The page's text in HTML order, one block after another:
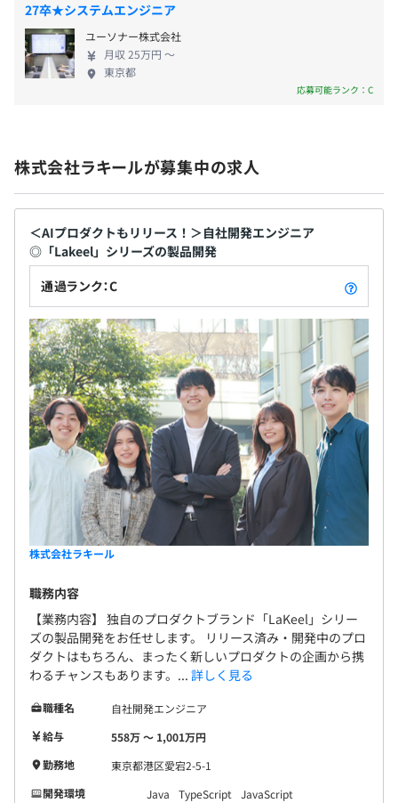
無期雇用
前年度の月平均所定外労働時間の実績
12.0時間
前年度の有給休暇の平均取得日数
女性5人/5人
役員0.0%
管理職9.4%
27卒★システムエンジニア
ユーソナー株式会社
月収 25万円 〜
東京都
応募可能ランク：C
株式会社ラキールが募集中の求人
＜AIプロダクトもリリース！＞自社開発エンジニア
◎「Lakeel」シリーズの製品開発
通過ランク：C
株式会社ラキール
職務内容
【業務内容】 独自のプロダクトブランド「LaKeel」シリー
ズの製品開発をお任せします。 リリース済み・開発中のプロ
ダクトはもちろん、まったく新しいプロダクトの企画から携
わるチャンスもあります。... 詳しく見る
職種名
自社開発エンジニア
給与
558万 〜 1,001万円
勤務地
東京都港区愛宕2-5-1
開発環境
Java TypeScript
JavaScript